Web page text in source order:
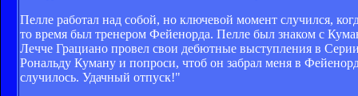
Пелле работал над собой, но ключевой момент случился,
то время был тренером Фейенорда. Пелле был знаком с
Лечче Грациано провел свои дебютные выступления в
Рональду Куману и попроси, чтоб он забрал меня в
случилось. Удачный отпуск!"